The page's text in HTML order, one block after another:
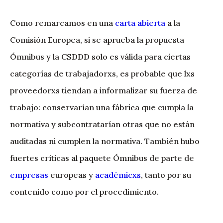
Como remarcamos en una carta abierta a la
Comisión Europea, si se aprueba la propuesta
Ómnibus y la CSDDD solo es válida para ciertas
categorías de trabajadorxs, es probable que lxs
proveedorxs tiendan a informalizar su fuerza de
trabajo: conservarían una fábrica que cumpla la
normativa y subcontratarían otras que no están
auditadas ni cumplen la normativa. También hubo
fuertes críticas al paquete Ómnibus de parte de
empresas europeas y académicxs, tanto por su
contenido como por el procedimiento.